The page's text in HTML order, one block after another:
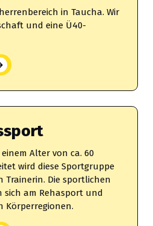
in Taucha. Wir
und eine Ü40-
Alter von ca. 60
wird diese Sportgruppe
Trainerin. Die sportlichen
sich am Rehasport und
Körperregionen.